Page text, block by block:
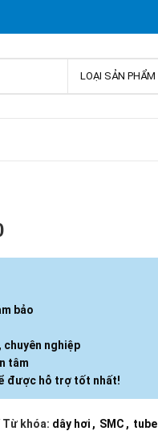
LOẠI SẢN PHẨM
bảo
chuyên nghiệp
tâm
được hỗ trợ tốt nhất!
Từ khóa: dây hơi , SMC , tube